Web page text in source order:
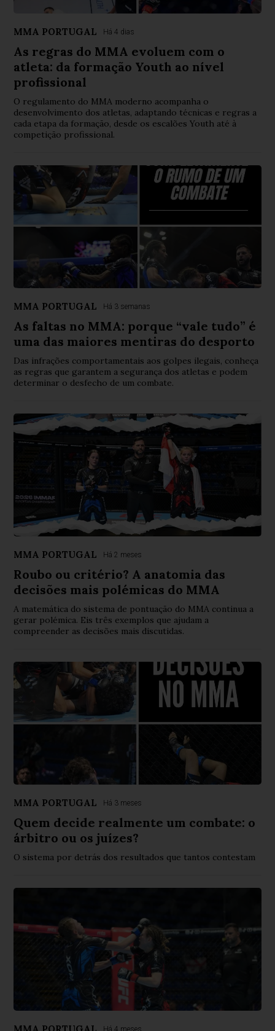
MMA PORTUGAL Há 4 dias
As regras do MMA evoluem com o
atleta: da formação Youth ao nível
profissional
O regulamento do MMA moderno acompanha o
desenvolvimento dos atletas, adaptando técnicas e regras a
cada etapa da formação, desde os escalões Youth até à
competição profissional.
MMA PORTUGAL Há 3 semanas
As faltas no MMA: porque “vale tudo” é
uma das maiores mentiras do desporto
Das infrações comportamentais aos golpes ilegais, conheça
as regras que garantem a segurança dos atletas e podem
determinar o desfecho de um combate.
MMA PORTUGAL Há 2 meses
Roubo ou critério? A anatomia das
decisões mais polémicas do MMA
A matemática do sistema de pontuação do MMA continua a
gerar polémica. Eis três exemplos que ajudam a
compreender as decisões mais discutidas.
MMA PORTUGAL Há 3 meses
Quem decide realmente um combate: o
árbitro ou os juízes?
O sistema por detrás dos resultados que tantos contestam